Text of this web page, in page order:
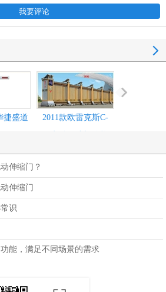
捷盛道
2011款欧雷克斯C-
尺寸
尺寸
伸缩门？
伸缩门
识
能，满足不同场景的需求